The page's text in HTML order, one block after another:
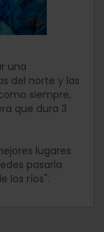
una
del norte y las
siempre,
que dura 3
lugares
pasarla
los ríos".